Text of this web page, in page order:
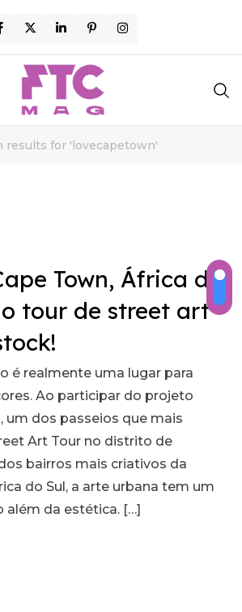
results for 'lovecapetown'
Town, África do
o tour de street art
é realmente uma lugar para
Ao participar do projeto
um dos passeios que mais
Art Tour no distrito de
bairros mais criativos da
do Sul, a arte urbana tem um
além da estética. […]